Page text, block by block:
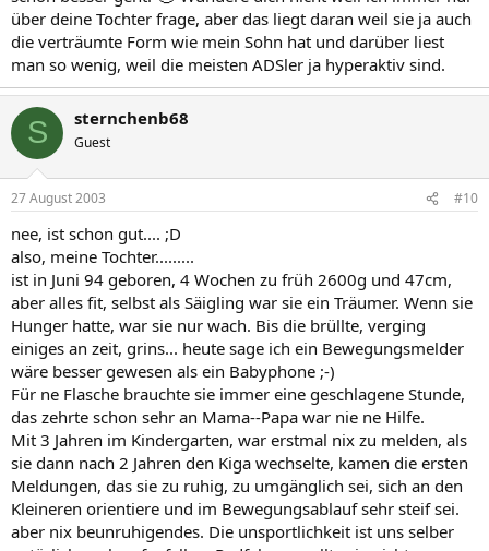
über deine Tochter frage, aber das liegt daran weil sie ja auch
die verträumte Form wie mein Sohn hat und darüber liest
man so wenig, weil die meisten ADSler ja hyperaktiv sind.
S sternchenb68
Guest
27 August 2003 #10
nee, ist schon gut.... ;D
also, meine Tochter.........
ist in Juni 94 geboren, 4 Wochen zu früh 2600g und 47cm,
aber alles fit, selbst als Säigling war sie ein Träumer. Wenn sie
Hunger hatte, war sie nur wach. Bis die brüllte, verging
einiges an zeit, grins... heute sage ich ein Bewegungsmelder
wäre besser gewesen als ein Babyphone ;-)
Für ne Flasche brauchte sie immer eine geschlagene Stunde,
das zehrte schon sehr an Mama--Papa war nie ne Hilfe.
Mit 3 Jahren im Kindergarten, war erstmal nix zu melden, als
sie dann nach 2 Jahren den Kiga wechselte, kamen die ersten
Meldungen, das sie zu ruhig, zu umgänglich sei, sich an den
Kleineren orientiere und im Bewegungsablauf sehr steif sei.
aber nix beunruhigendes. Die unsportlichkeit ist uns selber